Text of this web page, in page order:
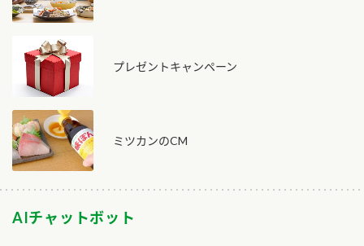
プレゼントキャンペーン
ミツカンのCM
AIチャットボット